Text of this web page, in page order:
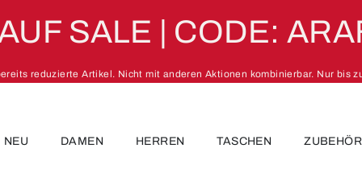
SALE | CODE:
reduzierte Artikel. Nicht mit anderen Aktionen kombinierbar. Nur bis
NEU DAMEN HERREN TASCHEN ZUBEHÖR